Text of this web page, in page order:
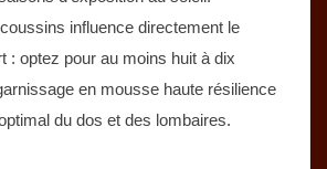
influence directement le
: optez pour au moins huit à dix
en mousse haute résilience
du dos et des lombaires.